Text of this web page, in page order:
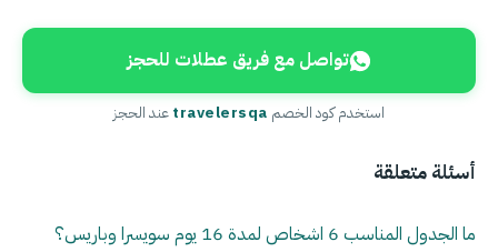
تواصل مع فريق عطلات للحجز
استخدم كود الخصم travelersqaعند الحجز
أسئلة متعلقة
ما الجدول المناسب 6 اشخاص لمدة 16 يوم سويسرا وباريس؟